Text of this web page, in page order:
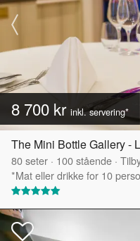
8 700 kr inkl. servering*
The Mini Bottle Gallery -
80seter · 100stående ·
*Mat eller drikke for 10